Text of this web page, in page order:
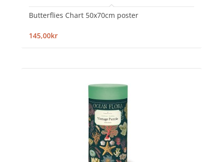
Butterflies Chart 50x70cm poster
145,00kr